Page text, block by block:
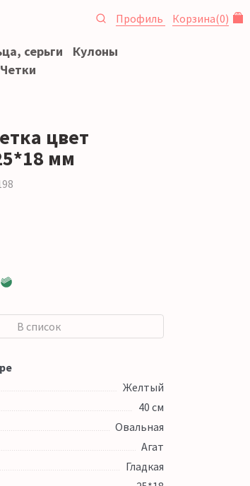
Профиль Корзина(0)
серьги
Кулоны
Четки
цвет
мм
В список
Желтый
40 см
Овальная
Агат
Гладкая